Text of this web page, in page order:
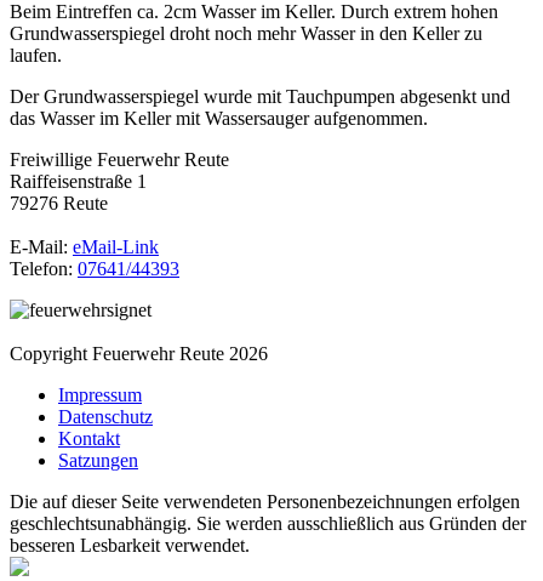
Beim Eintreffen ca. 2cm Wasser im Keller. Durch extrem hohen
Grundwasserspiegel droht noch mehr Wasser in den Keller zu
laufen.
Der Grundwasserspiegel wurde mit Tauchpumpen abgesenkt und
das Wasser im Keller mit Wassersauger aufgenommen.
Freiwillige Feuerwehr Reute
Raiffeisenstraße 1
79276 Reute
E-Mail: eMail-Link
Telefon: 07641/44393
Copyright Feuerwehr Reute 2026
Impressum
Datenschutz
Kontakt
Satzungen
Die auf dieser Seite verwendeten Personenbezeichnungen erfolgen
geschlechtsunabhängig. Sie werden ausschließlich aus Gründen der
besseren Lesbarkeit verwendet.